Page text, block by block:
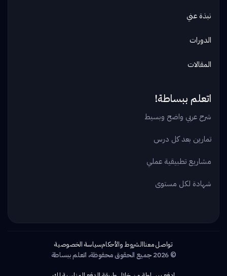
نبذة عني
الدورات
المقالات
اتعلم ببساطة!
شرح عربي واضح وبسيط
تمارين بعد كل درس
مشاريع تطبيقية عملي
شهادة لكل مستوى
تواصل معناالشروط والأحكامسياسة الخصوصية
© 2026 جميع الحقوق محفوظة، اتعلم ببساطة